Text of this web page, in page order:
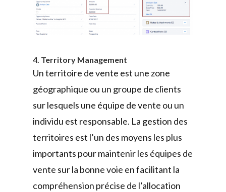
4. Territory Management
Un territoire de vente est une zone
géographique ou un groupe de clients
sur lesquels une équipe de vente ou un
individu est responsable. La gestion des
territoires est l’un des moyens les plus
importants pour maintenir les équipes de
vente sur la bonne voie en facilitant la
compréhension précise de l’allocation